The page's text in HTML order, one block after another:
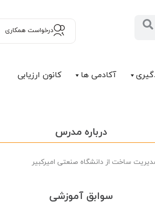
درخواست همكاری
آکادمی ها کانون ارزیابی
درباره مدرس
ساخت از دانشگاه صنعتی امیرکبیر
سوابق آموزشی